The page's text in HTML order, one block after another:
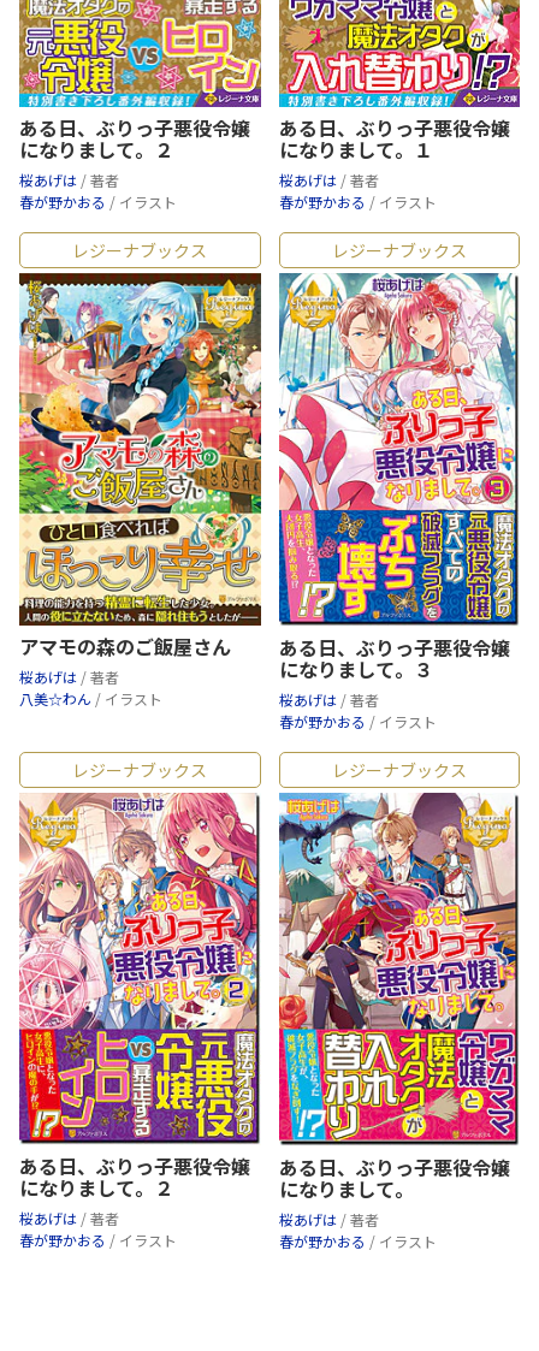
ある日、ぶりっ子悪役令嬢
になりまして。２
桜あげは / 著者
春が野かおる / イラスト
ある日、ぶりっ子悪役令嬢
になりまして。１
桜あげは / 著者
春が野かおる / イラスト
レジーナブックス
アマモの森のご飯屋さん
桜あげは / 著者
八美☆わん / イラスト
レジーナブックス
ある日、ぶりっ子悪役令嬢
になりまして。３
桜あげは / 著者
春が野かおる / イラスト
レジーナブックス
ある日、ぶりっ子悪役令嬢
になりまして。２
桜あげは / 著者
春が野かおる / イラスト
レジーナブックス
ある日、ぶりっ子悪役令嬢
になりまして。
桜あげは / 著者
春が野かおる / イラスト